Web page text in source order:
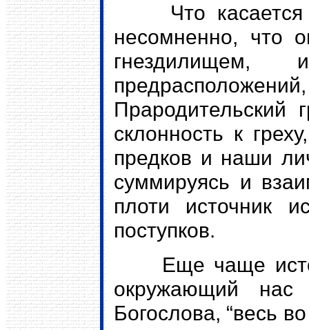
Что касается
несомненно, что
гнездилищем,
склонность к
предков и наши
суммируясь и
плоти источник
поступков.
Еще чаще
окружающий
Богослова, “весь